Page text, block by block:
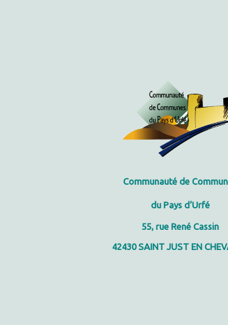
Communauté de
du Pays d’Urfé
55, rue René Cassin
42430 SAINT JUST EN